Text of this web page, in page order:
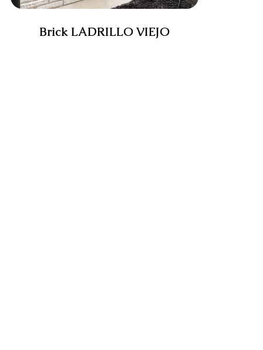
Brick LADRILLO VIEJO